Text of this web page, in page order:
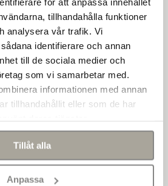
tillhandahålla funktioner
analysera vår trafik. Vi
identifierare och annan
till de sociala medier och
som vi samarbetar med.
informationen med annan
tillhandahållit eller som de har
Tillåt alla
Anpassa
+
LightsOn Transformator
21W
179 kr/st
- +